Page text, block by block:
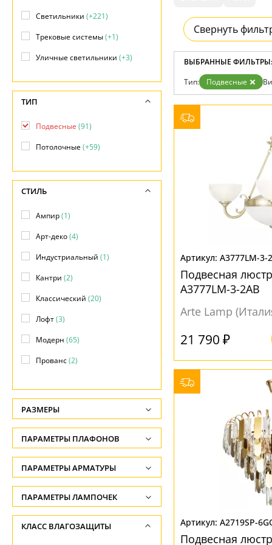
Доставка и оплата
Гарантия
Возврат
Отзывы
Установка
Бренды
Контакты
Свернуть
ВЫБРАННЫЕ ФИЛЬТРЫ:
Тип: Подвесные
A3777LM-3-
Подвесная
A3777LM-3-2AB
Arte Lamp
21 790 ₽
A2719SP-
Подвесная
Светильники (+221)
Трековые системы(+1)
Уличные светильники (+3)
ТИП
Подвесные (91)
Потолочные(+59)
СТИЛЬ
Ампир(1)
Арт-деко(4)
Индустриальный (1)
Кантри (2)
Классический (20)
Лофт(3)
Модерн (65)
Прованс(2)
Хай-тек(2)
РАЗМЕРЫ
Высота, см
-
Длина подвеса, см
-
Ширина, см
-
ПАРАМЕТРЫ ПЛАФОНОВ
ФОРМА ПЛАФОНА
Декоративный(47)
Конус(4)
Куб(1)
ПАРАМЕТРЫ АРМАТУРЫ
ЦВЕТ АРМАТУРЫ
Бело-золотой(1)
ПАРАМЕТРЫ ЛАМПОЧЕК
Количество ламп
-
КЛАСС ВЛАГОЗАЩИТЫ